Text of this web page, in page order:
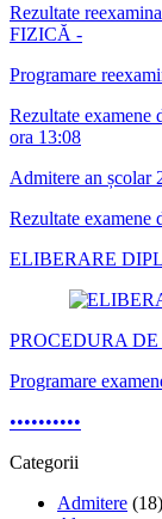
Rezultate
FIZICĂ -
Programare
Rezultate examene
ora 13:08
Admitere an școlar
Rezultate examene
ELIBERARE
PROCEDURA
Programare
••••••••••
Categorii
Admitere (18)